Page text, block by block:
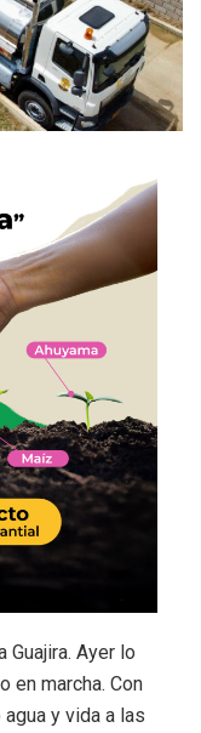
Guajira. Ayer lo
en marcha. Con
y vida a las